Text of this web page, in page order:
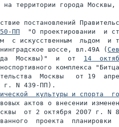
на территории города
постановлений
ПП
"О проектировании  и
с искусственным  льдом  и
шоссе, вл.49А (
Москвы)"  и  от 14
комплекса
Москвы   от 19
г. N 439-ПП).
культуры и спорта
актов о внесении
от 2 октября 2007 г. N
проекта  планировки